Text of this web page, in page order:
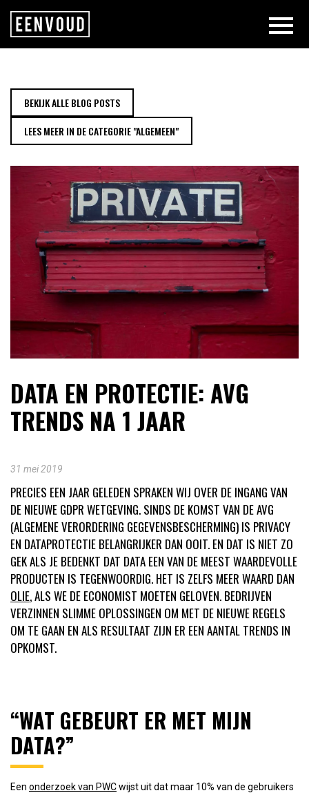
DATA EN PROTECTIE: AVG
BEKIJK ALLE BLOG POSTS
LEES MEER IN DE CATEGORIE "ALGEMEEN"
DATA EN PROTECTIE: AVG
TRENDS NA 1 JAAR
31 mei 2019
PRECIES EEN JAAR GELEDEN SPRAKEN WIJ OVER DE INGANG VAN
DE NIEUWE GDPR WETGEVING. SINDS DE KOMST VAN DE AVG
(ALGEMENE VERORDERING GEGEVENSBESCHERMING) IS PRIVACY
EN DATAPROTECTIE BELANGRIJKER DAN OOIT. EN DAT IS NIET ZO
GEK ALS JE BEDENKT DAT DATA EEN VAN DE MEEST WAARDEVOLLE
PRODUCTEN IS TEGENWOORDIG. HET IS ZELFS MEER WAARD DAN
OLIE, ALS WE DE ECONOMIST MOETEN GELOVEN. BEDRIJVEN
VERZINNEN SLIMME OPLOSSINGEN OM MET DE NIEUWE REGELS
OM TE GAAN EN ALS RESULTAAT ZIJN ER EEN AANTAL TRENDS IN
OPKOMST.
“WAT GEBEURT ER MET MIJN
DATA?”
Een onderzoek van PWCwijst uit dat maar 10% van de gebruikers